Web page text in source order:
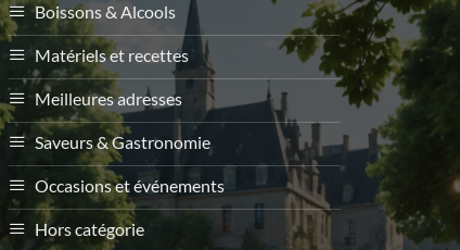
Boissons & Alcools
Matériels et recettes
Meilleures adresses
Saveurs & Gastronomie
Occasions et événements
Hors catégorie